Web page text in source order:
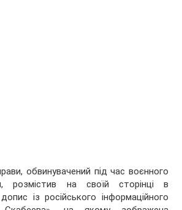
обвинувачений під час воєнного
розмістив на своїй сторінці в
із російського інформаційного